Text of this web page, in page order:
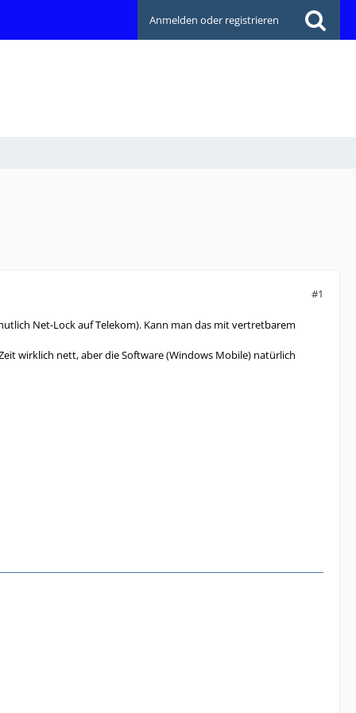
Anmelden oder registrieren
#1
Net-Lock auf Telekom). Kann man das mit vertretbarem
wirklich nett, aber die Software (Windows Mobile) natürlich